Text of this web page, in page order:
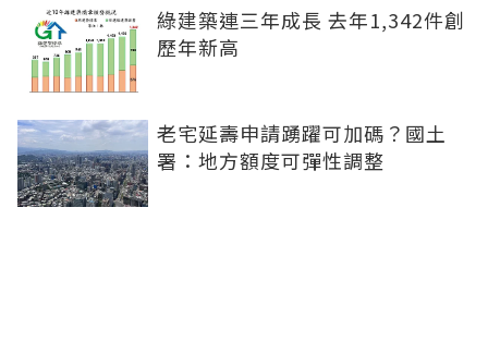
綠建築連三年成長 去年1,342件創
歷年新高
老宅延壽申請踴躍可加碼？國土
署：地方額度可彈性調整